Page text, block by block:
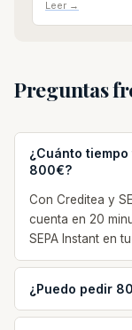
Leer →
Preguntas
¿Cuánto
800€?
Con Creditea y
cuenta en 20
SEPA Instant en
¿Puedo pedir